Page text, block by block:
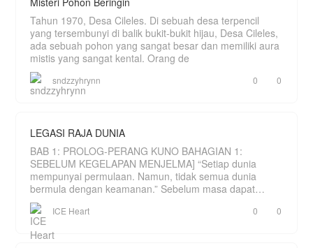
dan keluarganya??? Yukkkkk….,ikuti cerita
Anjeli….
Ahtar tersenyum, lalu...
“Biarkan takdir yang menjalankan perannya.
Biarkan do'a yang berperang di langit. Dan jika
nama saya bersanding dengan nama Anda di
kisah mereka selanjutnya? Akankah mereka bisa
#1Dokter
#1goodboy
#hijrah
Tahun 1970, Desa Cileles. Di sebuah desa terpencil
yang tersembunyi di balik bukit-bukit hijau, Desa Cileles,
ada sebuah pohon yang sangat besar dan memiliki aura
mistis yang sangat kental. Orang de
sndzzyhrynn 0 0
LEGASI RAJA DUNIA
BAB 1: PROLOG-PERANG KUNO BAHAGIAN 1:
SEBELUM KEGELAPAN MENJELMA] “Setiap dunia
mempunyai permulaan. Namun, tidak semua dunia
bermula dengan keamanan.” Sebelum masa dapat
dihitung, hanya wujud sebu
ICE Heart 0 0